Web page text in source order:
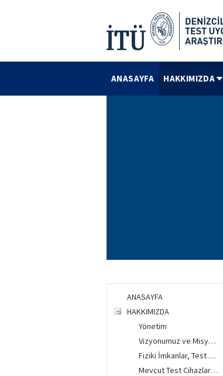
ANASAYFA HAKKIMIZDA
ANASAYFA
HAKKIMIZDA
Yönetim
Vizyonumuz ve Misyonumuz
Fiziki İmkanlar, Test Ekipmanları ve Kabiliyetler
Mevcut Test Cihazları ve Testler